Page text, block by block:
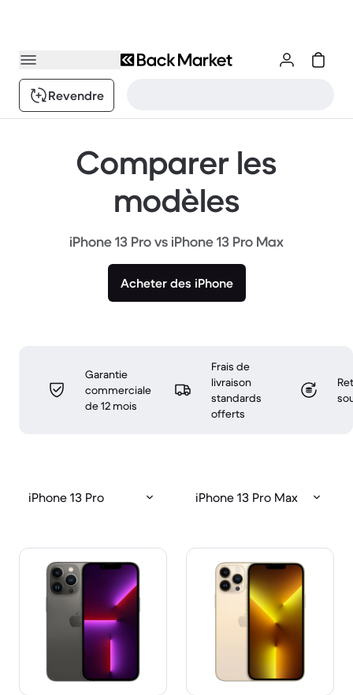
Revendre
Comparer les
modèles
iPhone 13 Pro vs iPhone 13 Pro Max
Acheter des iPhone
Garantie
commerciale
de 12 mois
Frais de
livraison
standards
offerts
iPhone 13 Pro iPhone 13 Pro Max